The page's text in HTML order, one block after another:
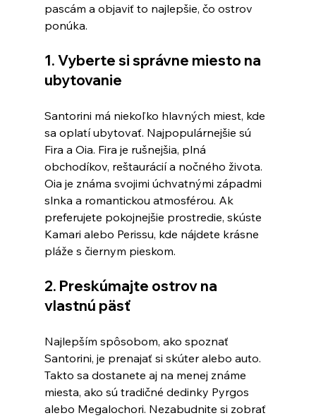
pascám a objaviť to najlepšie, čo ostrov
ponúka.
1. Vyberte si správne miesto na
ubytovanie
Santorini má niekoľko hlavných miest, kde
sa oplatí ubytovať. Najpopulárnejšie sú
Fira a Oia. Fira je rušnejšia, plná
obchodíkov, reštaurácií a nočného života.
Oia je známa svojimi úchvatnými západmi
slnka a romantickou atmosférou. Ak
preferujete pokojnejšie prostredie, skúste
Kamari alebo Perissu, kde nájdete krásne
pláže s čiernym pieskom.
2. Preskúmajte ostrov na
vlastnú päsť
Najlepším spôsobom, ako spoznať
Santorini, je prenajať si skúter alebo auto.
Takto sa dostanete aj na menej známe
miesta, ako sú tradičné dedinky Pyrgos
alebo Megalochori. Nezabudnite si zobrať